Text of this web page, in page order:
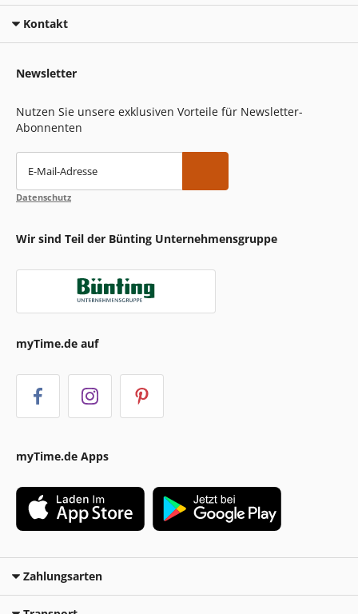
Kontakt
Newsletter
Nutzen Sie unsere exklusiven Vorteile für Newsletter-
Abonnenten
E-Mail-Adresse
Datenschutz
Wir sind Teil der Bünting Unternehmensgruppe
myTime.de auf
myTime.de Apps
Zahlungsarten